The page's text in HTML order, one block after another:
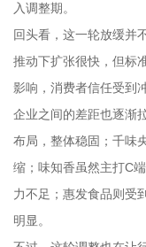
入调整期。
回头看，这一轮放缓并
推动下扩张很快，但标
影响，消费者信任受到
企业之间的差距也逐渐
布局，整体稳固；千味
缩；味知香虽然主打C
力不足；惠发食品则受
明显。